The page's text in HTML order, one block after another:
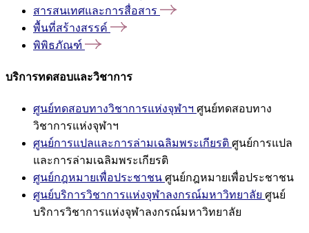
สารสนเทศและการสื่อสาร
พื้นที่สร้างสรรค์
พิพิธภัณฑ์
บริการทดสอบและวิชาการ
ศูนย์ทดสอบทางวิชาการแห่งจุฬาฯ ศูนย์ทดสอบทาง
วิชาการแห่งจุฬาฯ
ศูนย์การแปลและการล่ามเฉลิมพระเกียรติ ศูนย์การแปล
และการล่ามเฉลิมพระเกียรติ
ศูนย์กฎหมายเพื่อประชาชน ศูนย์กฎหมายเพื่อประชาชน
ศูนย์บริการวิชาการแห่งจุฬาลงกรณ์มหาวิทยาลัย ศูนย์
บริการวิชาการแห่งจุฬาลงกรณ์มหาวิทยาลัย